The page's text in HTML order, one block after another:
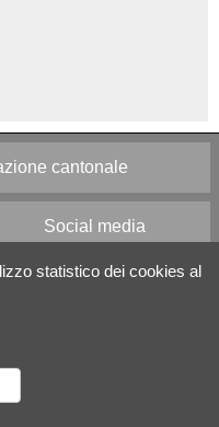
statistico dei cookies al
cantonale
Social media